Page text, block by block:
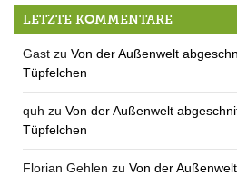
Salon Sentimento: Lehrstelle und
LETZTE KOMMENTARE
Gast zu Von der Außenwelt
Tüpfelchen
quh zu Von der Außenwelt
Tüpfelchen
Florian Gehlen zu Von der